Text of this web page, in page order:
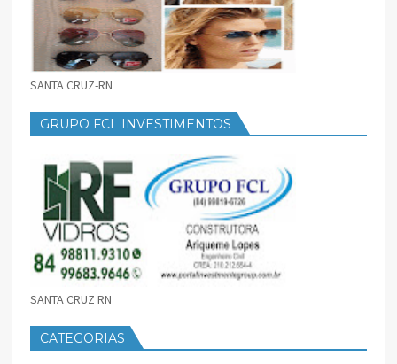
SANTA CRUZ-RN
GRUPO FCL INVESTIMENTOS
SANTA CRUZ RN
CATEGORIAS